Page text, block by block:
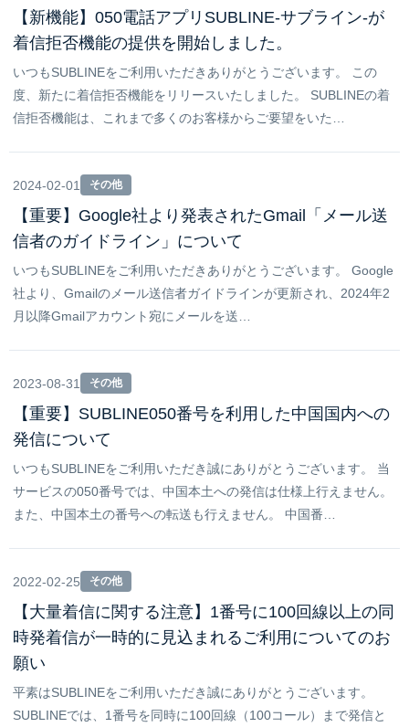
【新機能】050電話アプリSUBLINE-サブライン-が
着信拒否機能の提供を開始しました。
いつもSUBLINEをご利用いただきありがとうございます。 この
度、新たに着信拒否機能をリリースいたしました。 SUBLINEの着
信拒否機能は、これまで多くのお客様からご要望をいた…
2024-02-01 その他
【重要】Google社より発表されたGmail「メール送
信者のガイドライン」について
いつもSUBLINEをご利用いただきありがとうございます。 Google
社より、Gmailのメール送信者ガイドラインが更新され、2024年2
月以降Gmailアカウント宛にメールを送…
2023-08-31 その他
【重要】SUBLINE050番号を利用した中国国内への
発信について
いつもSUBLINEをご利用いただき誠にありがとうございます。 当
サービスの050番号では、中国本土への発信は仕様上行えません。
また、中国本土の番号への転送も行えません。 中国番…
2022-02-25 その他
【大量着信に関する注意】1番号に100回線以上の同
時発着信が一時的に見込まれるご利用についてのお
願い
平素はSUBLINEをご利用いただき誠にありがとうございます。
SUBLINEでは、1番号を同時に100回線（100コール）まで発信と